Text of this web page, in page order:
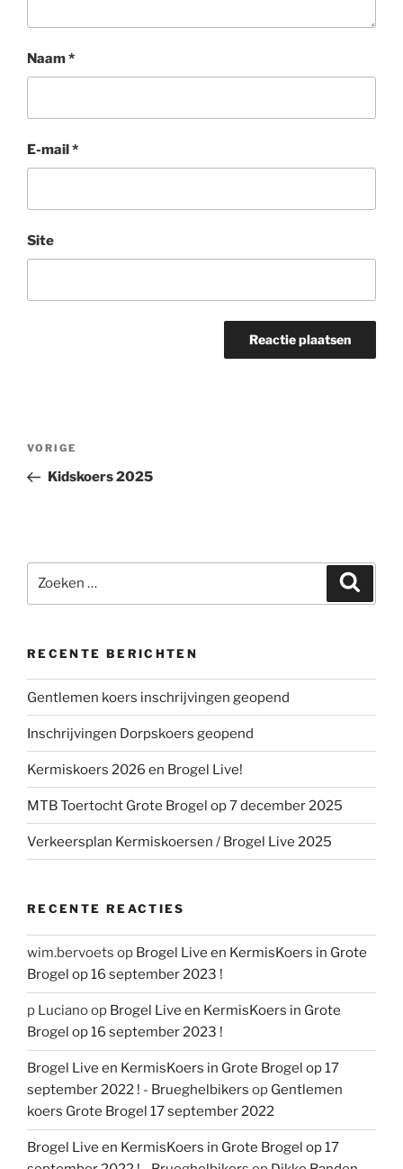
Naam*
E-mail *
Site
Bericht
Vorig
bericht
VORIGE
Kidskoers 2025
naar:
RECENTE BERICHTEN
Gentlemen koers inschrijvingen geopend
Inschrijvingen Dorpskoers geopend
Kermiskoers 2026 en Brogel Live!
MTB Toertocht Grote Brogel op 7 december 2025
Verkeersplan Kermiskoersen / Brogel Live 2025
RECENTE REACTIES
wim.bervoets op Brogel Live en KermisKoers in Grote
Brogel op 16 september 2023 !
p Lucianoop Brogel Live en KermisKoers in Grote
Brogel op 16 september 2023 !
Brogel Live en KermisKoers in Grote Brogel op 17
september 2022 ! - Brueghelbikers op Gentlemen
koers Grote Brogel 17 september 2022
Brogel Live en KermisKoers in Grote Brogel op 17